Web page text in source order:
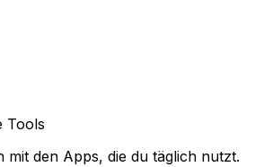
Tools
mit den Apps, die du täglich nutzt.